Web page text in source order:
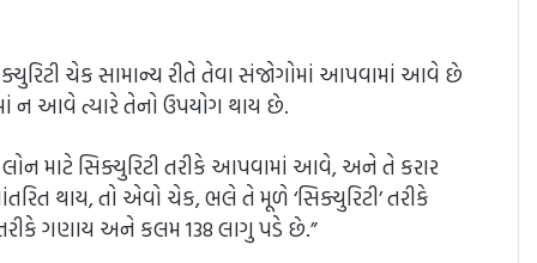
ચેક સામાન્ય રીતે તેવા સંજોગોમાં આપવામાં આવે છે
ન આવે ત્યારે તેનો ઉપયોગ થાય છે.
લોન માટે સિક્યુરિટી તરીકે આપવામાં આવે, અને તે કરાર
થાય, તો એવો ચેક, ભલે તે મૂળે ‘સિક્યુરિટી’ તરીકે
ગણાય અને કલમ 138 લાગુ પડે છે.”